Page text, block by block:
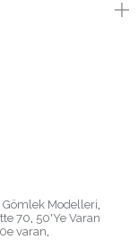
Gömlek Modelleri,
70, 50'Ye Varan
varan,